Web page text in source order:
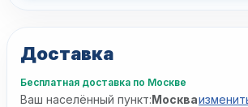
Доставка
Бесплатная доставка по Москве
Ваш населённый пункт:Москва